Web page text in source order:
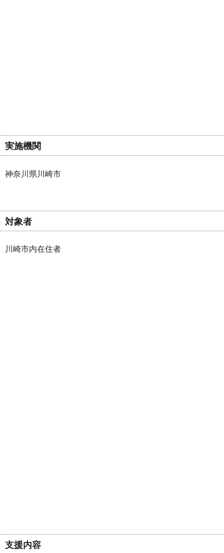
実施機関
神奈川県川崎市
対象者
川崎市内在住者
支援内容